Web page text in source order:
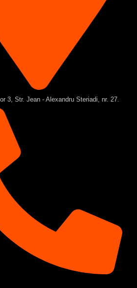
3, Str. Jean - Alexandru Steriadi, nr. 27.